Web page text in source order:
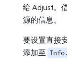
给 Adjust。
源的信息。
要设置直接
添加至